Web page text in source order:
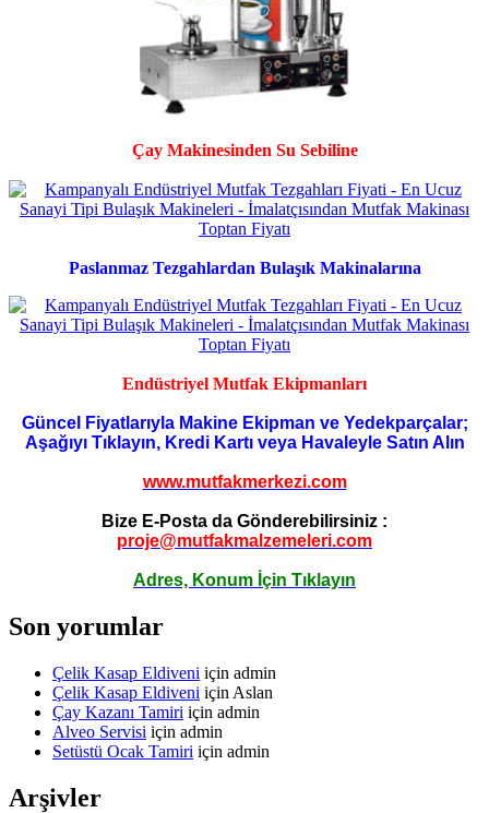
Çay Makinesinden Su Sebiline
Paslanmaz Tezgahlardan Bulaşık Makinalarına
Endüstriyel Mutfak Ekipmanları
Güncel Fiyatlarıyla Makine Ekipman ve Yedekparçalar;
Aşağıyı Tıklayın, Kredi Kartı veya Havaleyle Satın Alın
www.mutfakmerkezi.com
Bize E-Posta da Gönderebilirsiniz :
proje@mutfakmalzemeleri.com
Adres, Konum İçin Tıklayın
Son yorumlar
Çelik Kasap Eldiveni için admin
Çelik Kasap Eldiveni için Aslan
Çay Kazanı Tamiri için admin
Alveo Servisi için admin
Setüstü Ocak Tamiri için admin
Arşivler